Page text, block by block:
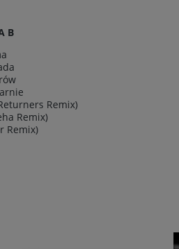
B
Remix)
Remix)
Remix)